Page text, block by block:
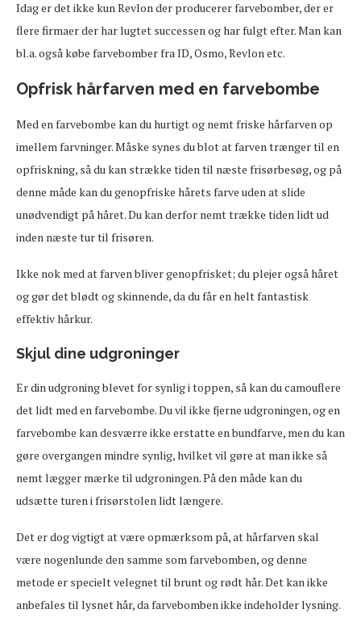
Idag er det ikke kun Revlon der producerer farvebomber, der er
flere firmaer der har lugtet successen og har fulgt efter. Man kan
bl.a. også købe farvebomber fra ID, Osmo, Revlon etc.
Opfrisk hårfarven med en farvebombe
Med en farvebombe kan du hurtigt og nemt friske hårfarven op
imellem farvninger. Måske synes du blot at farven trænger til en
opfriskning, så du kan strække tiden til næste frisørbesøg, og på
denne måde kan du genopfriske hårets farve uden at slide
unødvendigt på håret. Du kan derfor nemt trække tiden lidt ud
inden næste tur til frisøren.
Ikke nok med at farven bliver genopfrisket; du plejer også håret
og gør det blødt og skinnende, da du får en helt fantastisk
effektiv hårkur.
Skjul dine udgroninger
Er din udgroning blevet for synlig i toppen, så kan du camouflere
det lidt med en farvebombe. Du vil ikke fjerne udgroningen, og en
farvebombe kan desværre ikke erstatte en bundfarve, men du kan
gøre overgangen mindre synlig, hvilket vil gøre at man ikke så
nemt lægger mærke til udgroningen. På den måde kan du
udsætte turen i frisørstolen lidt længere.
Det er dog vigtigt at være opmærksom på, at hårfarven skal
være nogenlunde den samme som farvebomben, og denne
metode er specielt velegnet til brunt og rødt hår. Det kan ikke
anbefales til lysnet hår, da farvebomben ikke indeholder lysning.